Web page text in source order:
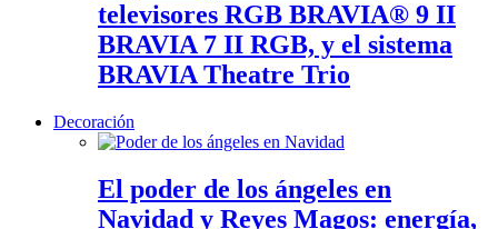
televisores RGB BRAVIA® 9 II
BRAVIA 7 II RGB, y el sistema
BRAVIA Theatre Trio
Decoración
El poder de los ángeles en
Navidad y Reyes Magos: energía,